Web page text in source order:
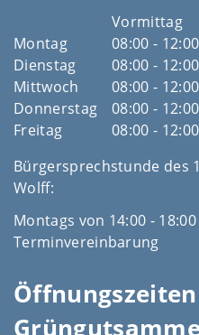
Vormittag
Montag
08:00 -
Dienstag
08:00 -
Mittwoch
08:00 -
Donnerstag
08:00 -
Freitag
08:00 -
Bürgersprechstunde des
Wolff:
Montags von 14:00 -
Terminvereinbarung
Öffnungszeiten